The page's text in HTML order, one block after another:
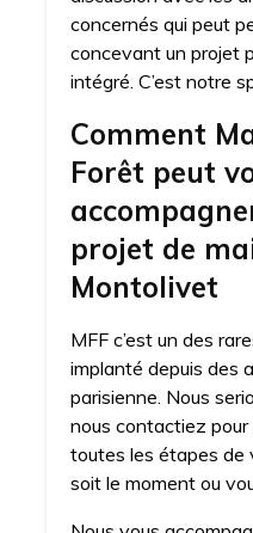
concernés qui peut
concevant un projet
intégré. C’est notre
Comment
Forêt peut
projet de
Montolivet
MFF c’est un des
implanté depuis des
parisienne. Nous
nous contactiez
toutes les étapes de
soit le moment ou